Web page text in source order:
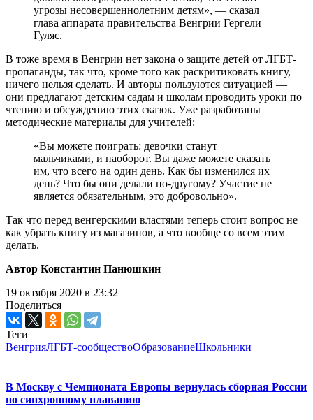
угрозы несовершеннолетним детям», — сказал
глава аппарата правительства Венгрии Гергели
Гуляс.
В тоже время в Венгрии нет закона о защите детей от ЛГБТ-
пропаганды, так что, кроме того как раскритиковать книгу,
ничего нельзя сделать. И авторы пользуются ситуацией —
они предлагают детским садам и школам проводить уроки по
чтению и обсуждению этих сказок. Уже разработаны
методические материалы для учителей:
«Вы можете поиграть: девочки станут
мальчиками, и наоборот. Вы даже можете сказать
им, что всего на один день. Как бы изменился их
день? Что бы они делали по-другому? Участие не
является обязательным, это добровольно».
Так что перед венгерскими властями теперь стоит вопрос не
как убрать книгу из магазинов, а что вообще со всем этим
делать.
Автор Константин Панюшкин
19 октября 2020 в 23:32
Поделиться
Теги
ВенгрияЛГБТ-сообществоОбразованиеШкольники
В Москву с Чемпионата Европы вернулась сборная России
по синхронному плаванию